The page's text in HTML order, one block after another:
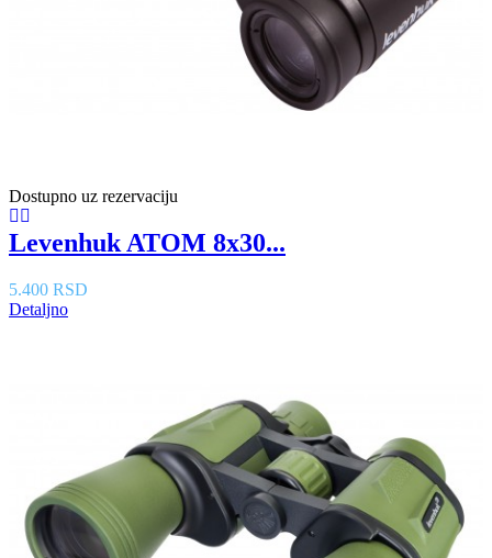
Dostupno uz rezervaciju
Levenhuk ATOM 8x30...
5.400 RSD
Detaljno